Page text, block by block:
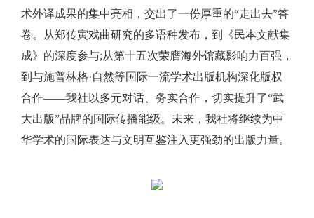
术外译成果的集中亮相，交出了一份厚重的“走出去”答
卷。从郑传寅戏曲研究的多语种发布，到《民本文献集
成》的深度参与;从第十五次荣膺海外馆藏影响力百强，
到与施普林格·自然等国际一流学术出版机构深化版权
合作——我社以多元对话、务实合作，切实提升了“武
大出版”品牌的国际传播能级。未来，我社将继续为中
华学术的国际表达与文明互鉴注入更强劲的出版力量。